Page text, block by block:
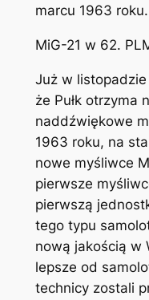
marcu 1963 roku.
MiG-21 w 62.
Już w listopadzie
że Pułk otrzyma
naddźwiękowe
1963 roku, na
nowe myśliwce
pierwsze
pierwszą
tego typu
nową jakością w
lepsze od
technicy zostali